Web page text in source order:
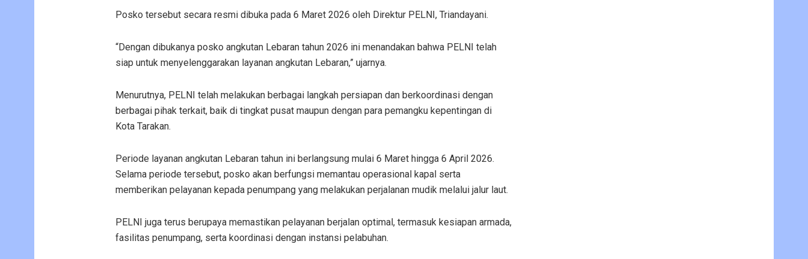
Posko tersebut secara resmi dibuka pada 6 Maret 2026 oleh Direktur PELNI, Triandayani.
“Dengan dibukanya posko angkutan Lebaran tahun 2026 ini menandakan bahwa PELNI telah
siap untuk menyelenggarakan layanan angkutan Lebaran,” ujarnya.
Menurutnya, PELNI telah melakukan berbagai langkah persiapan dan berkoordinasi dengan
berbagai pihak terkait, baik di tingkat pusat maupun dengan para pemangku kepentingan di
Kota Tarakan.
Periode layanan angkutan Lebaran tahun ini berlangsung mulai 6 Maret hingga 6 April 2026.
Selama periode tersebut, posko akan berfungsi memantau operasional kapal serta
memberikan pelayanan kepada penumpang yang melakukan perjalanan mudik melalui jalur laut.
PELNI juga terus berupaya memastikan pelayanan berjalan optimal, termasuk kesiapan armada,
fasilitas penumpang, serta koordinasi dengan instansi pelabuhan.